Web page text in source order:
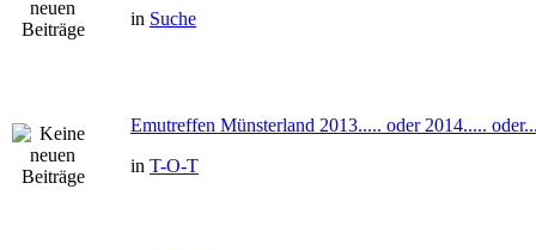
in Suche
Emutreffen Münsterland 2013..... oder 2014.....
in T-O-T